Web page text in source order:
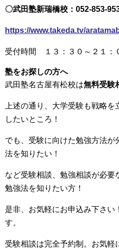
〇武田塾新瑞橋校：052-853-
https://www.takeda.tv/
受付時間 １３：３０～２１：
塾をお探しの方へ
武田塾名古屋有松校は無料受験
上述の通り、大学受験も戦略
したいところ！
でも、受験に向けた勉強方法が
法を知りたい！
など受験相談、勉強相談が必要
勉強法を知りたい方！
是非、お気軽にお申込み下さい
す。
受験相談は完全予約制。お気軽